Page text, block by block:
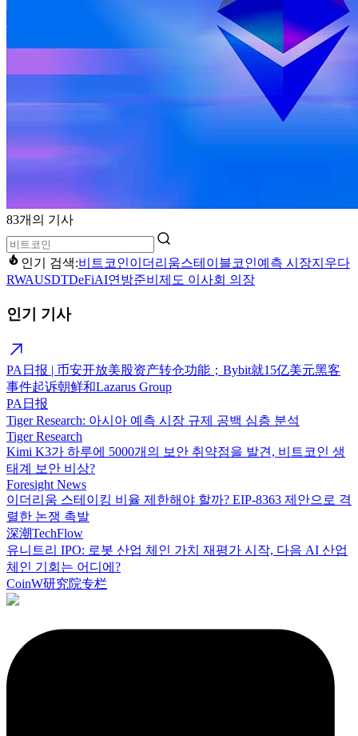
83개의 기사
인기 검색:비트코인이더리움스테이블코인예측 시장지우다
RWAUSDTDeFiAI연방준비제도 이사회 의장
인기 기사
PA日报 | 币安开放美股资产转仓功能；Bybit就15亿美元黑客
事件起诉朝鲜和Lazarus Group
PA日报
Tiger Research: 아시아 예측 시장 규제 공백 심층 분석
Tiger Research
Kimi K3가 하루에 5000개의 보안 취약점을 발견, 비트코인 생
태계 보안 비상?
Foresight News
이더리움 스테이킹 비율 제한해야 할까? EIP-8363 제안으로 격
렬한 논쟁 촉발
深潮TechFlow
유니트리 IPO: 로봇 산업 체인 가치 재평가 시작, 다음 AI 산업
체인 기회는 어디에?
CoinW研究院专栏